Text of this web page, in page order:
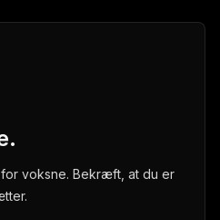
voksne. Bekræft, at du er